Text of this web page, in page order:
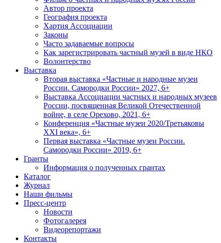
Автор проекта
География проекта
Хартия Ассоциации
Законы
Часто задаваемые вопросы
Как зарегистрировать частный музей в виде НКО
Волонтерство
Выставка
Вторая выставка «Частные и народные музеи
России. Самородки России» 2027, 6+
Выставка Ассоциации частных и народных музеев
России, посвященная Великой Отечественной
войне, в селе Орехово, 2021, 6+
Конференция «Частные музеи 2020/Третьяковы
XXI века», 6+
Первая выставка «Частные музеи России.
Самородки России» 2019, 6+
Гранты
Информация о полученных грантах
Каталог
Журнал
Наши фильмы
Пресс-центр
Новости
Фотогалерея
Видеорепортажи
Контакты